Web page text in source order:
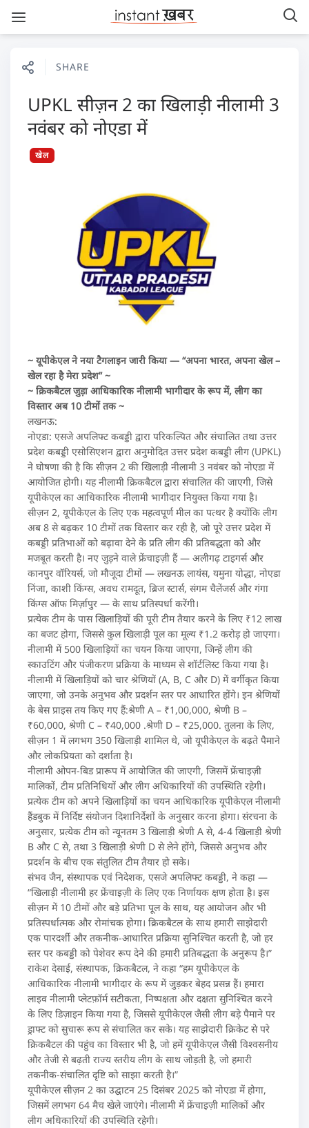
SHARE
UPKL सीज़न 2 का खिलाड़ी नीलामी 3
नवंबर को नोएडा में
खेल
~ यूपीकेएल ने नया टैगलाइन जारी किया — “अपना भारत, अपना खेल –
खेल रहा है मेरा प्रदेश” ~
~ क्रिकबैटल जुड़ा आधिकारिक नीलामी भागीदार के रूप में, लीग का
विस्तार अब 10 टीमों तक ~
लखनऊ:
नोएडा: एसजे अपलिफ्ट कबड्डी द्वारा परिकल्पित और संचालित तथा उत्तर
प्रदेश कबड्डी एसोसिएशन द्वारा अनुमोदित उत्तर प्रदेश कबड्डी लीग (UPKL)
ने घोषणा की है कि सीज़न 2 की खिलाड़ी नीलामी 3 नवंबर को नोएडा में
आयोजित होगी। यह नीलामी क्रिकबैटल द्वारा संचालित की जाएगी, जिसे
यूपीकेएल का आधिकारिक नीलामी भागीदार नियुक्त किया गया है।
सीज़न 2, यूपीकेएल के लिए एक महत्वपूर्ण मील का पत्थर है क्योंकि लीग
अब 8 से बढ़कर 10 टीमों तक विस्तार कर रही है, जो पूरे उत्तर प्रदेश में
कबड्डी प्रतिभाओं को बढ़ावा देने के प्रति लीग की प्रतिबद्धता को और
मजबूत करती है। नए जुड़ने वाले फ्रेंचाइज़ी हैं — अलीगढ़ टाइगर्स और
कानपुर वॉरियर्स, जो मौजूदा टीमों — लखनऊ लायंस, यमुना योद्धा, नोएडा
निंजा, काशी किंग्स, अवध रामदूत, ब्रिज स्टार्स, संगम चैलेंजर्स और गंगा
किंग्स ऑफ मिर्ज़ापुर — के साथ प्रतिस्पर्धा करेंगी।
प्रत्येक टीम के पास खिलाड़ियों की पूरी टीम तैयार करने के लिए ₹12 लाख
का बजट होगा, जिससे कुल खिलाड़ी पूल का मूल्य ₹1.2 करोड़ हो जाएगा।
नीलामी में 500 खिलाड़ियों का चयन किया जाएगा, जिन्हें लीग की
स्काउटिंग और पंजीकरण प्रक्रिया के माध्यम से शॉर्टलिस्ट किया गया है।
नीलामी में खिलाड़ियों को चार श्रेणियों (A, B, C और D) में वर्गीकृत किया
जाएगा, जो उनके अनुभव और प्रदर्शन स्तर पर आधारित होंगे। इन श्रेणियों
के बेस प्राइस तय किए गए हैं:श्रेणी A – ₹1,00,000, श्रेणी B –
₹60,000, श्रेणी C – ₹40,000 .श्रेणी D – ₹25,000. तुलना के लिए,
सीज़न 1 में लगभग 350 खिलाड़ी शामिल थे, जो यूपीकेएल के बढ़ते पैमाने
और लोकप्रियता को दर्शाता है।
नीलामी ओपन-बिड प्रारूप में आयोजित की जाएगी, जिसमें फ्रेंचाइज़ी
मालिकों, टीम प्रतिनिधियों और लीग अधिकारियों की उपस्थिति रहेगी।
प्रत्येक टीम को अपने खिलाड़ियों का चयन आधिकारिक यूपीकेएल नीलामी
हैंडबुक में निर्दिष्ट संयोजन दिशानिर्देशों के अनुसार करना होगा। संरचना के
अनुसार, प्रत्येक टीम को न्यूनतम 3 खिलाड़ी श्रेणी A से, 4-4 खिलाड़ी श्रेणी
B और C से, तथा 3 खिलाड़ी श्रेणी D से लेने होंगे, जिससे अनुभव और
प्रदर्शन के बीच एक संतुलित टीम तैयार हो सके।
संभव जैन, संस्थापक एवं निदेशक, एसजे अपलिफ्ट कबड्डी, ने कहा —
“खिलाड़ी नीलामी हर फ्रेंचाइज़ी के लिए एक निर्णायक क्षण होता है। इस
सीज़न में 10 टीमों और बड़े प्रतिभा पूल के साथ, यह आयोजन और भी
प्रतिस्पर्धात्मक और रोमांचक होगा। क्रिकबैटल के साथ हमारी साझेदारी
एक पारदर्शी और तकनीक-आधारित प्रक्रिया सुनिश्चित करती है, जो हर
स्तर पर कबड्डी को पेशेवर रूप देने की हमारी प्रतिबद्धता के अनुरूप है।”
राकेश देसाई, संस्थापक, क्रिकबैटल, ने कहा “हम यूपीकेएल के
आधिकारिक नीलामी भागीदार के रूप में जुड़कर बेहद प्रसन्न हैं। हमारा
लाइव नीलामी प्लेटफ़ॉर्म सटीकता, निष्पक्षता और दक्षता सुनिश्चित करने
के लिए डिज़ाइन किया गया है, जिससे यूपीकेएल जैसी लीग बड़े पैमाने पर
ड्राफ्ट को सुचारू रूप से संचालित कर सके। यह साझेदारी क्रिकेट से परे
क्रिकबैटल की पहुंच का विस्तार भी है, जो हमें यूपीकेएल जैसी विश्वसनीय
और तेजी से बढ़ती राज्य स्तरीय लीग के साथ जोड़ती है, जो हमारी
तकनीक-संचालित दृष्टि को साझा करती है।”
यूपीकेएल सीज़न 2 का उद्घाटन 25 दिसंबर 2025 को नोएडा में होगा,
जिसमें लगभग 64 मैच खेले जाएंगे। नीलामी में फ्रेंचाइज़ी मालिकों और
लीग अधिकारियों की उपस्थिति रहेगी।